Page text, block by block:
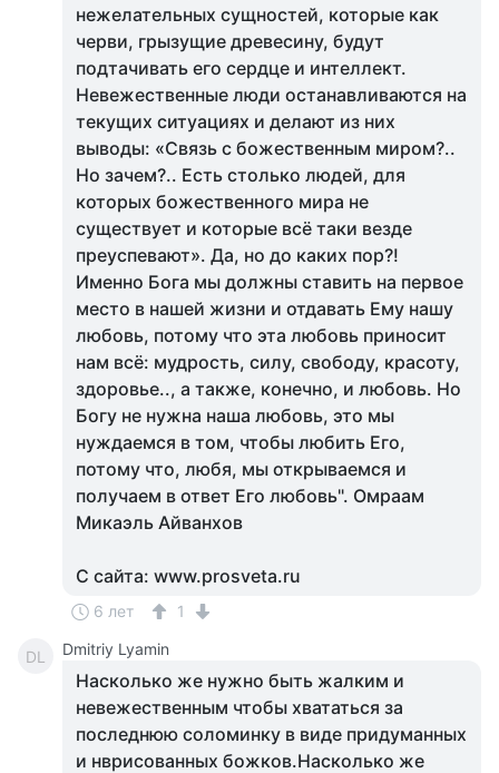
нежелательных сущностей, которые как
черви, грызущие древесину, будут
подтачивать его сердце и интеллект.
Невежественные люди останавливаются на
текущих ситуациях и делают из них
выводы: «Связь с божественным миром?..
Но зачем?.. Есть столько людей, для
которых божественного мира не
существует и которые всё таки везде
преуспевают». Да, но до каких пор?!
Именно Бога мы должны ставить на первое
место в нашей жизни и отдавать Ему нашу
любовь, потому что эта любовь приносит
нам всё: мудрость, силу, свободу, красоту,
здоровье.., а также, конечно, и любовь. Но
Богу не нужна наша любовь, это мы
нуждаемся в том, чтобы любить Его,
потому что, любя, мы открываемся и
получаем в ответ Его любовь". Омраам
Микаэль Айванхов
С сайта: www.prosveta.ru
6 лет 1
DL Dmitriy Lyamin
Насколько же нужно быть жалким и
невежественным чтобы хвататься за
последнюю соломинку в виде придуманных
и нврисованных божков.Насколько же